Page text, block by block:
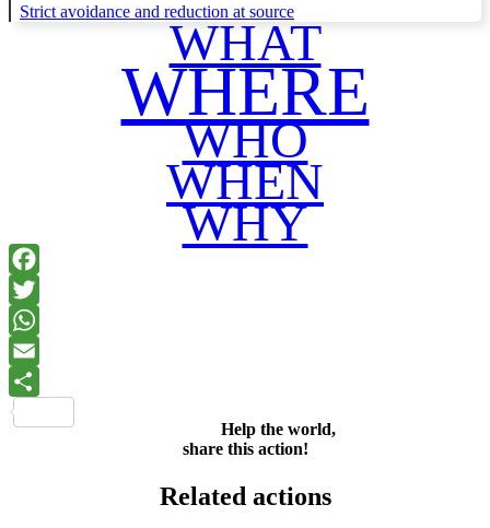
Strict avoidance and reduction at source
WHAT
WHERE
WHO
WHEN
WHY
Help the world,
share this action!
Related actions